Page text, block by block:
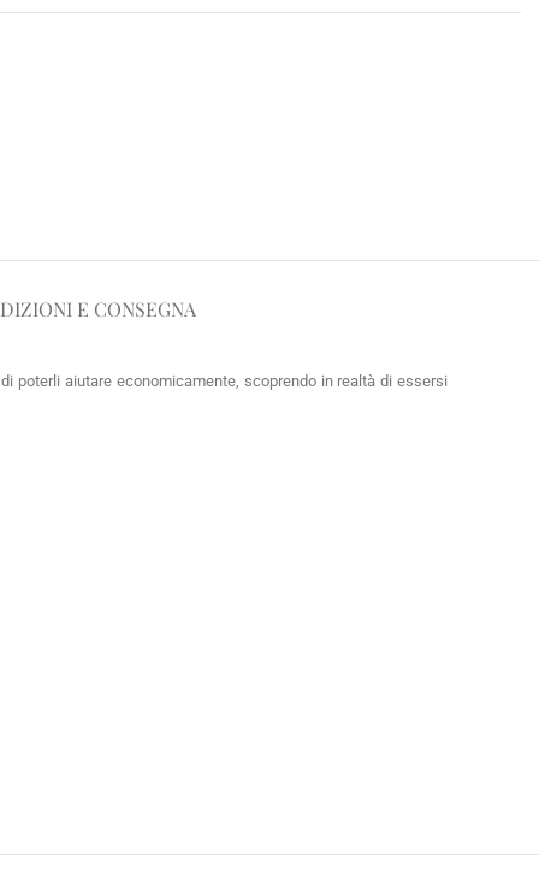
E CONSEGNA
poterli aiutare economicamente, scoprendo in realtà di essersi